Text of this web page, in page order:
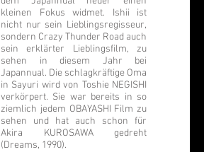
kleinen Fokus widmet. Ishii ist
nicht nur sein Lieblingsregisseur,
sondern Crazy Thunder Road auch
sein erklärter Lieblingsfilm, zu
sehen in diesem Jahr bei
Japannual. Die schlagkräftige Oma
in Sayuri wird von Toshie NEGISHI
verkörpert. Sie war bereits in so
ziemlich jedem OBAYASHI Film zu
sehen und hat auch schon für
Akira KUROSAWA gedreht
(Dreams, 1990).